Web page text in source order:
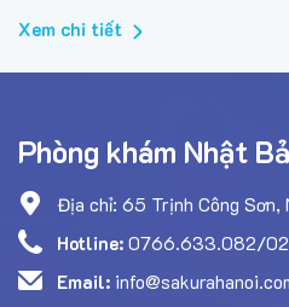
Tái Sinh – Huyết tương giàu
tiểu cầu (Platelet Rich
Plasma) được ứng dụng trong
Xem chi tiết
Phòng khám Nhật
Địa chỉ: 65 Trịnh Công Sơn,
Hotline: 0766.633.082/
Email: